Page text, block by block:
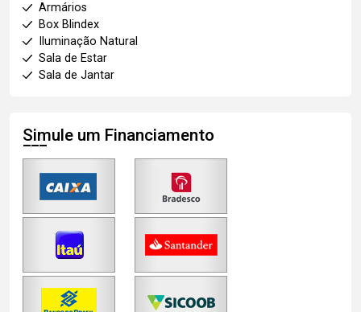
Armários
Box Blindex
Iluminação Natural
Sala de Estar
Sala de Jantar
Simule um Financiamento